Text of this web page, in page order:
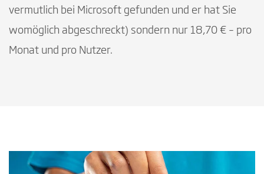
vermutlich bei Microsoft gefunden und er hat Sie
womöglich abgeschreckt) sondern nur 18,70 € – pro
Monat und pro Nutzer.